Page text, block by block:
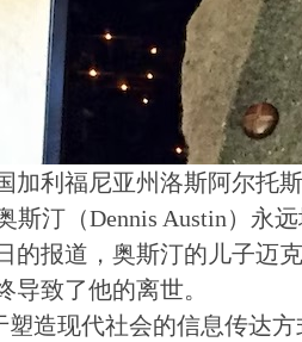
加利福尼亚州洛斯阿尔托
斯汀（Dennis Austin）永
报道，奥斯汀的儿子迈克
致了他的离世。
塑造现代社会的信息传达